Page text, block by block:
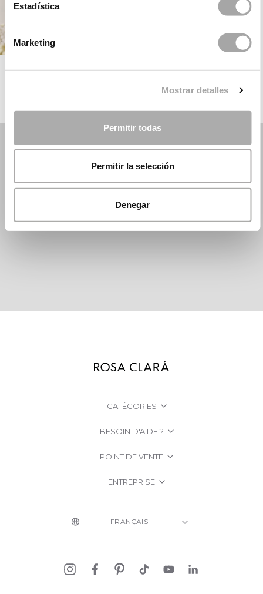
Estadística
Marketing
Mostrar detalles
Permitir todas
Permitir la selección
Denegar
CATÉGORIES
BESOIN D'AIDE ?
POINT DE VENTE
ENTREPRISE